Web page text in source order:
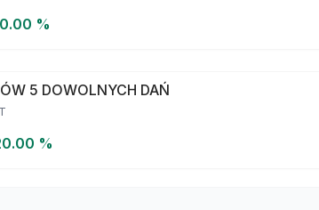
%
5 DOWOLNYCH DAŃ
%